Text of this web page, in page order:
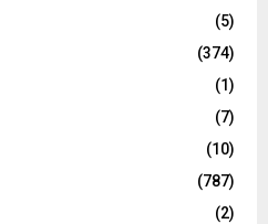
(5)
(374)
(1)
(7)
(10)
(787)
(2)